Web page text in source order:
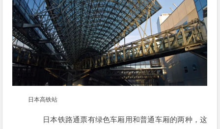
日本高铁站
日本铁路通票有绿色车厢用和普通车厢的两种，这